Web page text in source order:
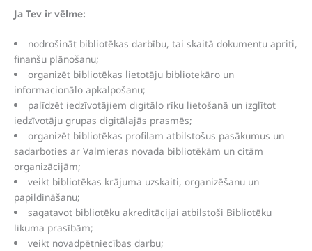
Ja Tev ir vēlme:
nodrošināt bibliotēkas darbību, tai skaitā dokumentu apriti,
finanšu plānošanu;
organizēt bibliotēkas lietotāju bibliotekāro un
informacionālo apkalpošanu;
palīdzēt iedzīvotājiem digitālo rīku lietošanā un izglītot
iedzīvotāju grupas digitālajās prasmēs;
organizēt bibliotēkas profilam atbilstošus pasākumus un
sadarboties ar Valmieras novada bibliotēkām un citām
organizācijām;
veikt bibliotēkas krājuma uzskaiti, organizēšanu un
papildināšanu;
sagatavot bibliotēku akreditācijai atbilstoši Bibliotēku
likuma prasībām;
veikt novadpētniecības darbu;